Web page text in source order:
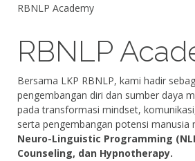
RBNLP Academy
RBNLP
Bersama LKP RBNLP, kami hadir
pengembangan diri dan sumber daya
pada transformasi mindset,
serta pengembangan potensi manusia
Neuro-Linguistic Programming
Counseling, dan Hypnotherapy.